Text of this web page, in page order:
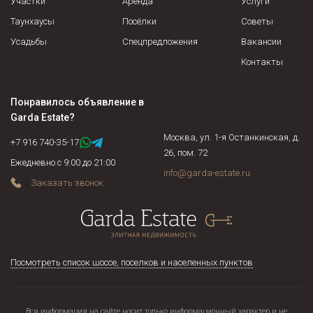
Таунхаусы
Усадьбы
Посёлки
Спецпредложения
Советы
Вакансии
Контакты
Понравилось объявление в
Garda Estate?
+7 916 740-35-17
Ежедневно с 9:00 до 21:00
Заказать звонок
Москва, ул. 1-я Останкинская, д.
26, пом. 72
info@garda-estate.ru
Посмотреть список шоссе, поселков и населенных пунктов